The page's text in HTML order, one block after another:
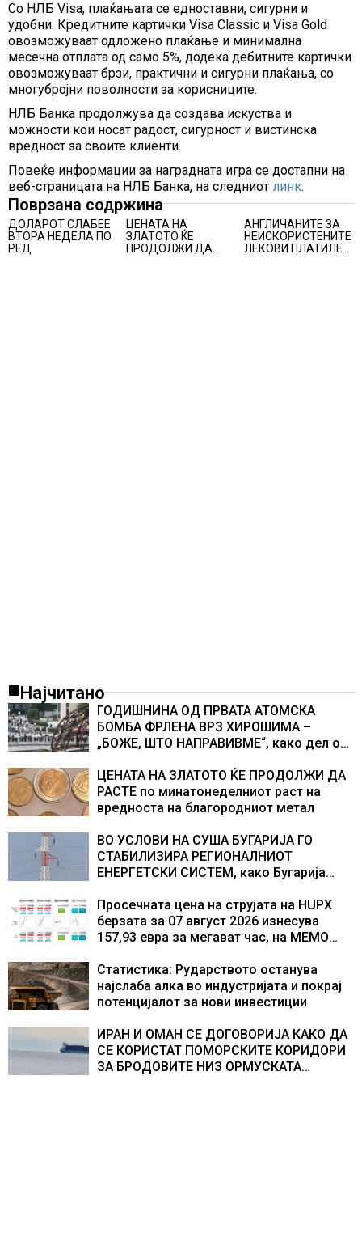
Со НЛБ Visa, плаќањата се едноставни, сигурни и
удобни. Кредитните картички Visa Classic и Visa Gold
овозможуваат одложено плаќање и минимална
месечна отплата од само 5%, додека дебитните картички
овозможуваат брзи, практични и сигурни плаќања, со
многубројни поволности за корисниците.
НЛБ Банка продолжува да создава искуства и
можности кои носат радост, сигурност и вистинска
вредност за своите клиенти.
Повеќе информации за наградната игра се достапни на
веб-страницата на НЛБ Банка, на следниот линк.
Поврзана содржина
ДОЛАРОТ СЛАБЕЕ
ВТОРА НЕДЕЛА ПО
РЕД
ЦЕНАТА НА
ЗЛАТОТО ЌЕ
ПРОДОЛЖИ ДА
АНГЛИЧАНИТЕ ЗА
НЕИСКОРИСТЕНИТЕ
ЛЕКОВИ ПЛАТИЛЕ
Најчитано
ГОДИШНИНА ОД ПРВАТА АТОМСКА
БОМБА ФРЛЕНА ВРЗ ХИРОШИМА –
„БОЖЕ, ШТО НАПРАВИВМЕ“, како дел од
учесниците во бомбардирањето го
доживуваа овој настан што го промени
текот на историјата
ЦЕНАТА НА ЗЛАТОТО ЌЕ ПРОДОЛЖИ ДА
РАСТЕ по минатонеделниот раст на
вредноста на благородниот метал
ВО УСЛОВИ НА СУША БУГАРИЈА ГО
СТАБИЛИЗИРА РЕГИОНАЛНИОТ
ЕНЕРГЕТСКИ СИСТЕМ, како Бугарија
складирање на енергија од батерии
Просечната цена на струјата на HUPX
берзата за 07 август 2026 изнесува
157,93 евра за мегават час, на МЕМО
Статистика: Рударството останува
најслаба алка во индустријата и покрај
потенцијалот за нови инвестиции
ИРАН И ОМАН СЕ ДОГОВОРИЈА КАКО ДА
СЕ КОРИСТАТ ПОМОРСКИТЕ КОРИДОРИ
ЗА БРОДОВИТЕ НИЗ ОРМУСКАТА